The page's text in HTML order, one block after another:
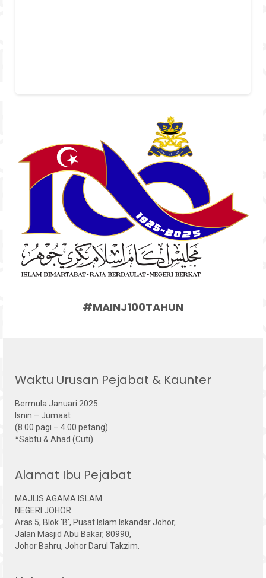
#MAINJ100TAHUN
Waktu Urusan Pejabat & Kaunter
Bermula Januari 2025
Isnin – Jumaat
(8.00 pagi – 4.00 petang)
*Sabtu & Ahad (Cuti)
Alamat Ibu Pejabat
MAJLIS AGAMA ISLAM
NEGERI JOHOR
Aras 5, Blok 'B', Pusat Islam Iskandar Johor,
Jalan Masjid Abu Bakar, 80990,
Johor Bahru, Johor Darul Takzim.